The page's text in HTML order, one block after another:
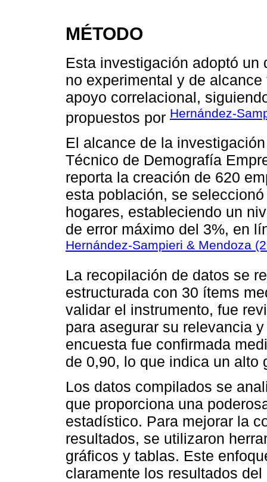
MÉTODO
Esta investigación adoptó
no experimental y de
apoyo correlacional,
propuestos por Hernández-
El alcance de la
Técnico de Demografía
reporta la creación de 620
esta población, se
hogares, estableciendo un
de error máximo del 3%, en
Hernández-Sampieri & Mendoza
La recopilación de datos se
estructurada con 30 ítems
validar el instrumento, fue
para asegurar su relevancia
encuesta fue confirmada
de 0,90, lo que indica un alto
Los datos compilados se
que proporciona una
estadístico. Para mejorar la
resultados, se utilizaron
gráficos y tablas. Este
claramente los resultados